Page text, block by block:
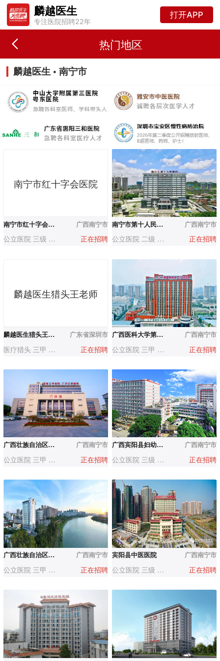
麟越医生
专注医院招聘22年
打开APP
热门地区
麟越医生 • 南宁市
南宁市红十字会医院
南宁市红十字会医院 广西南宁市
公立医院 三级 500-1000人正在招聘
南宁市第十人民医院 广西南宁市
公立医院 二级 500-1000人正在招聘
麟越医生猎头王老师
麟越医生猎头王老师 广东省深圳市
医疗猎头 三甲 500-1000人正在招聘
广西医科大学第二附属医院 广西南宁市
公立医院 三甲 1000-3000人正在招聘
广西壮族自治区江滨医院（自治区第三人民医院） 广西南宁市
公立医院 三甲 1000-3000人正在招聘
广西宾阳县妇幼保健院 广西南宁市
公立医院 三级 500-1000人正在招聘
广西壮族自治区工人医院 广西南宁市
公立医院 三甲 500-1000人正在招聘
宾阳县中医医院 广西南宁市
公立医院 三级 200-500人正在招聘